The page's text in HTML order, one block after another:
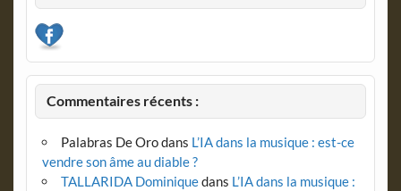
Commentaires récents :
Palabras De Orodans L’IA dans la musique : est-ce
vendre son âme au diable ?
TALLARIDA Dominiquedans L’IA dans la musique :